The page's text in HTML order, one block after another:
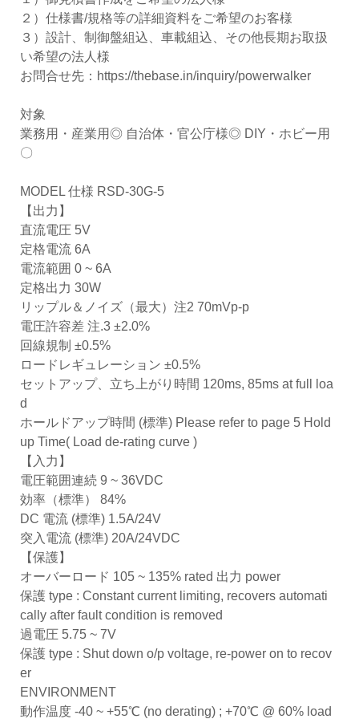
２）仕様書/規格等の詳細資料をご希望のお客様
３）設計、制御盤組込、車載組込、その他長期お取扱
い希望の法人様
お問合せ先： https://thebase.in/inquiry/powerwalker
対象
業務用・産業用◎ 自治体・官公庁様◎ DIY・ホビー用
〇
MODEL 仕様 RSD-30G-5
【出力】
直流電圧 5V
定格電流 6A
電流範囲 0 ~ 6A
定格出力 30W
リップル＆ノイズ（最大）注2 70mVp-p
電圧許容差 注.3 ±2.0%
回線規制 ±0.5%
ロードレギュレーション ±0.5%
セットアップ、立ち上がり時間 120ms, 85ms at full loa
d
ホールドアップ時間 (標準) Please refer to page 5 Hold
up Time( Load de-rating curve )
【入力】
電圧範囲連続 9 ~ 36VDC
効率（標準） 84%
DC 電流 (標準) 1.5A/24V
突入電流 (標準) 20A/24VDC
【保護】
オーバーロード 105 ~ 135% rated 出力 power
保護 type : Constant current limiting, recovers automati
cally after fault condition is removed
過電圧 5.75 ~ 7V
保護 type : Shut down o/p voltage, re-power on to recov
er
ENVIRONMENT
動作温度 -40 ~ +55℃ (no derating) ; +70℃ @ 60% load